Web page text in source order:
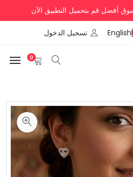
أفضل قم بتحميل التطبيق الآن
English تسجيل الدخول
0